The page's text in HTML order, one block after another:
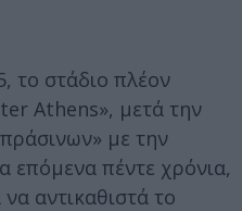
το στάδιο πλέον
Athens», μετά την
με την
επόμενα πέντε χρόνια,
αντικαθιστά το